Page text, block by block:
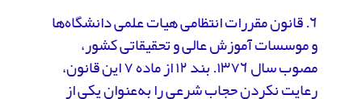
٦. قانون مقررات انتظامی هیات علمی دانشگاه‌ها
و موسسات آموزش عالی و تحقیقاتی کشور،
مصوب سال ۱٣٧٦. بند ۱۲ از ماده ۷ این قانون،
رعایت نکردن حجاب شرعی را به‌عنوان یکی از